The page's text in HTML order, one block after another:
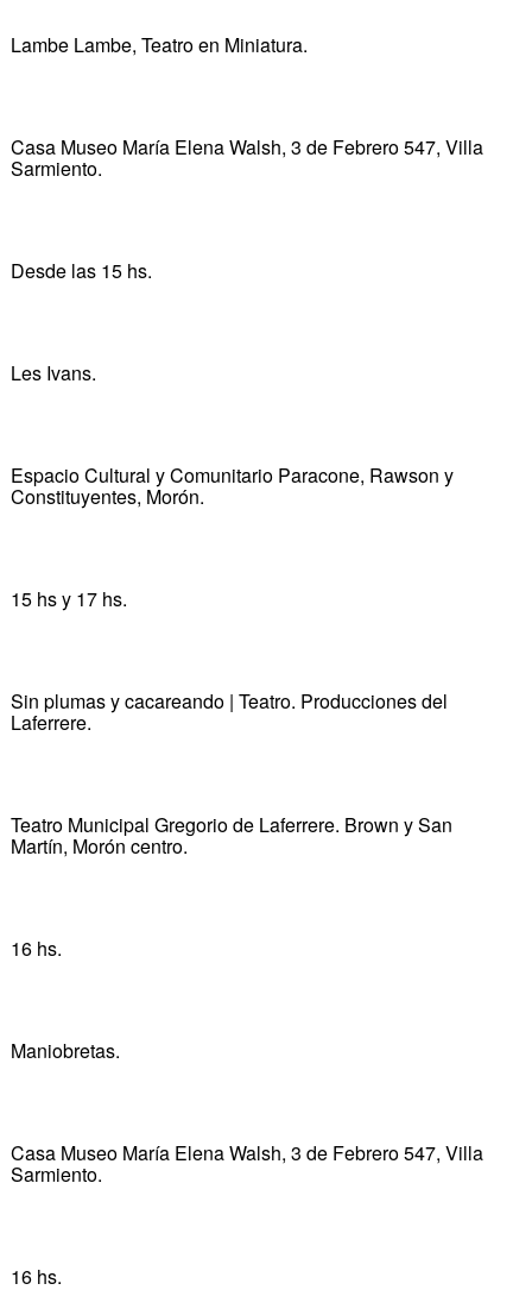
Lambe Lambe, Teatro en Miniatura.
Casa Museo María Elena Walsh, 3 de Febrero 547, Villa
Sarmiento.
Desde las 15 hs.
Les Ivans.
Espacio Cultural y Comunitario Paracone, Rawson y
Constituyentes, Morón.
15 hs y 17 hs.
Sin plumas y cacareando | Teatro. Producciones del
Laferrere.
Teatro Municipal Gregorio de Laferrere. Brown y San
Martín, Morón centro.
16 hs.
Maniobretas.
Casa Museo María Elena Walsh, 3 de Febrero 547, Villa
Sarmiento.
16 hs.